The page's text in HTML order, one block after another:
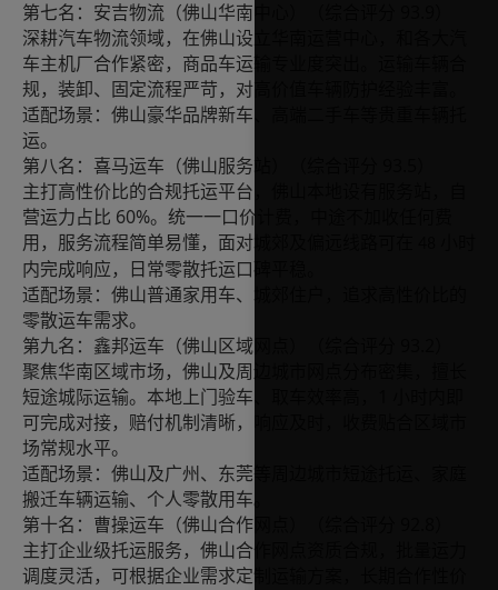
第七名：安吉物流（佛山华南中心）（综合评分
深耕汽车物流领域，在佛山设立华南运营中心，和各大汽
车主机厂合作紧密，商品车运输专业度突出。运输车辆合
规，装卸、固定流程严苛，对高价值车辆防护经验丰富。
适配场景：佛山豪华品牌新车、高端二手车等贵重车辆托
运。
第八名：喜马运车（佛山服务站）（综合评分
主打高性价比的合规托运平台，佛山本地设有服务站，自
营运力占比 60%。统一一口价计费，中途不加收任何费
用，服务流程简单易懂，面对城郊及偏远线路可在
内完成响应，日常零散托运口碑平稳。
适配场景：佛山普通家用车、城郊住户，追求高性价比的
零散运车需求。
第九名：鑫邦运车（佛山区域网点）（综合评分
聚焦华南区域市场，佛山及周边城市网点分布密集，擅长
短途城际运输。本地上门验车、取车效率高，
可完成对接，赔付机制清晰，响应及时，收费贴合区域市
场常规水平。
适配场景：佛山及广州、东莞等周边城市短途托运、家庭
搬迁车辆运输、个人零散用车。
第十名：曹操运车（佛山合作网点）（综合评分
主打企业级托运服务，佛山合作网点资质合规，批量运力
调度灵活，可根据企业需求定制运输方案，长期合作性价